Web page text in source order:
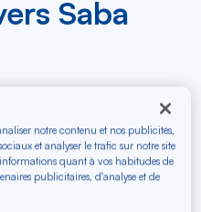
Saba
Saba
notre contenu et nos publicités,
et analyser le trafic sur notre site
quant à vos habitudes de
publicitaires, d'analyse et de